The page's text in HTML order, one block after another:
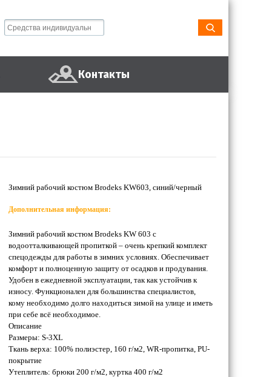
Контакты
Зимний рабочий костюм Brodeks KW603, синий/черный
Дополнительная информация:
Зимний рабочий костюм Brodeks KW 603 с
водоотталкивающей пропиткой – очень крепкий комплект
спецодежды для работы в зимних условиях. Обеспечивает
комфорт и полноценную защиту от осадков и продувания.
Удобен в ежедневной эксплуатации, так как устойчив к
износу. Функционален для большинства специалистов,
кому необходимо долго находиться зимой на улице и иметь
при себе всё необходимое.
Описание
Размеры: S-3XL
Ткань верха: 100% полиэстер, 160 г/м2, WR-пропитка, PU-
покрытие
Утеплитель: брюки 200 г/м2, куртка 400 г/м2